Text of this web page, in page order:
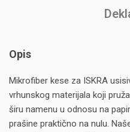
Opis
Mikrofiber kese za ISKRA
vrhunskog materijala koji
širu namenu u odnosu na
prašine praktično na nulu.